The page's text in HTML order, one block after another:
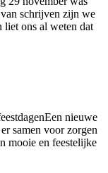
schrijven zijn we
liet ons al weten dat
nieuwe
samen voor zorgen
mooie en feestelijke